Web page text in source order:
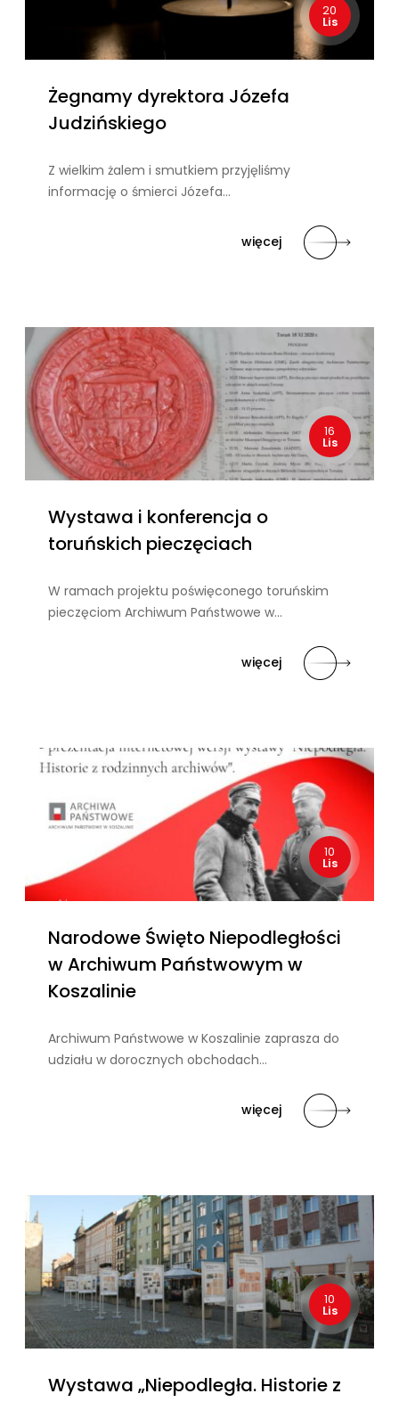
20
Lis
Żegnamy dyrektora Józefa
Judzińskiego
Z wielkim żalem i smutkiem przyjęliśmy
informację o śmierci Józefa…
więcej
16
Lis
Wystawa i konferencja o
toruńskich pieczęciach
W ramach projektu poświęconego toruńskim
pieczęciom Archiwum Państwowe w…
więcej
10
Lis
Narodowe Święto Niepodległości
w Archiwum Państwowym w
Koszalinie
Archiwum Państwowe w Koszalinie zaprasza do
udziału w dorocznych obchodach…
więcej
10
Lis
Wystawa „Niepodległa. Historie z